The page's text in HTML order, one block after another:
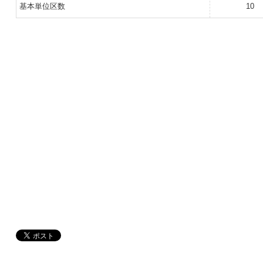
基本単位区数 10